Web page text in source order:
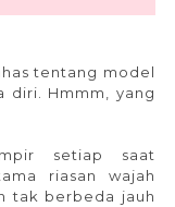
tentang model
diri. Hmmm, yang
setiap saat
riasan wajah
tak berbeda jauh